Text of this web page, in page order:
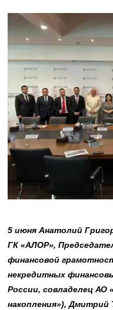
5 июня Анатолий
ГК «АЛОР»,
финансовой
некредитных
России, совладелец
накопления»), Дмитрий